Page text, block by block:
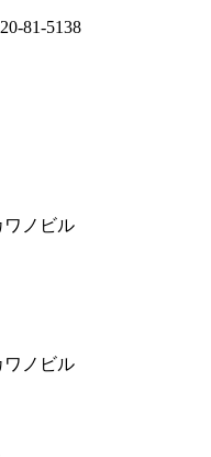
ワノビル
ワノビル